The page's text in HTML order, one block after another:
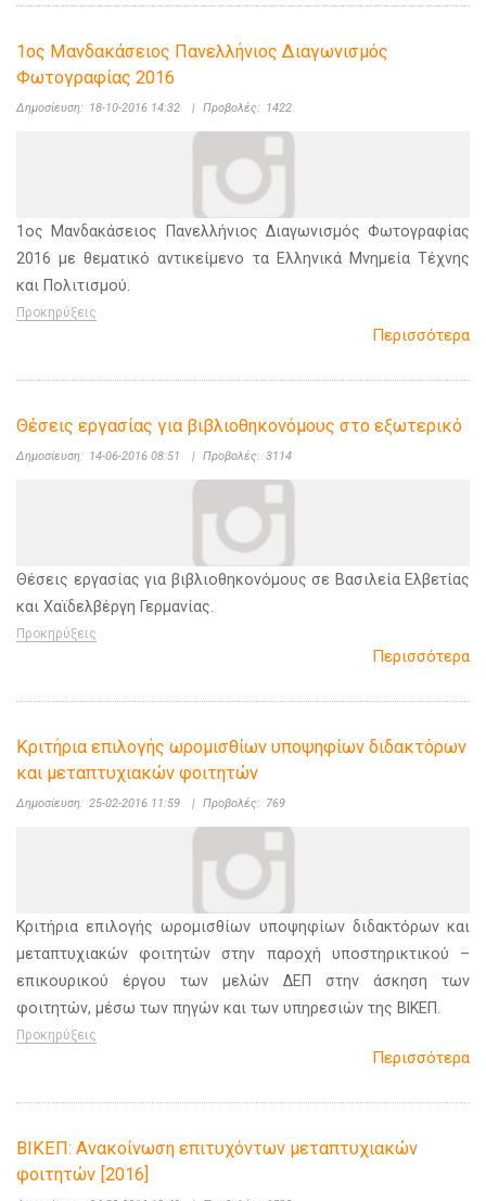
1ος Μανδακάσειος Πανελλήνιος Διαγωνισμός
Φωτογραφίας 2016
Δημοσίευση: 18-10-2016 14:32 | Προβολές: 1422
1ος Μανδακάσειος Πανελλήνιος Διαγωνισμός Φωτογραφίας
2016 με θεματικό αντικείμενο τα Ελληνικά Μνημεία Τέχνης
και Πολιτισμού.
Προκηρύξεις
Περισσότερα
Θέσεις εργασίας για βιβλιοθηκονόμους στο εξωτερικό
Δημοσίευση: 14-06-2016 08:51 | Προβολές: 3114
Θέσεις εργασίας για βιβλιοθηκονόμους σε Βασιλεία Ελβετίας
και Χαϊδελβέργη Γερμανίας.
Προκηρύξεις
Περισσότερα
Κριτήρια επιλογής ωρομισθίων υποψηφίων διδακτόρων
και μεταπτυχιακών φοιτητών
Δημοσίευση: 25-02-2016 11:59 | Προβολές: 769
Κριτήρια επιλογής ωρομισθίων υποψηφίων διδακτόρων και
μεταπτυχιακών φοιτητών στην παροχή υποστηρικτικού –
επικουρικού έργου των μελών ΔΕΠ στην άσκηση των
φοιτητών, μέσω των πηγών και των υπηρεσιών της ΒΙΚΕΠ.
Προκηρύξεις
Περισσότερα
ΒΙΚΕΠ: Ανακοίνωση επιτυχόντων μεταπτυχιακών
φοιτητών [2016]